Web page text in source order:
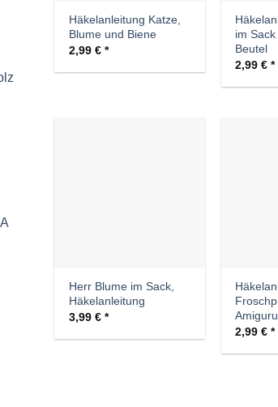
Häkelanleitung Katze,
Blume und Biene
2,99 €
im
Beutel
2,99€
Herr Blume im Sack,
Häkelanleitung
3,99 €
2,99€